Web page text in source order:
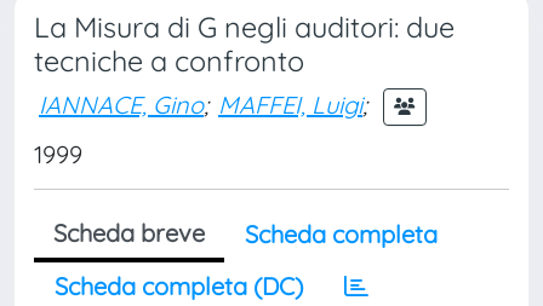
La Misura di G negli auditori: due
tecniche a confronto
IANNACE, Gino; MAFFEI, Luigi;
1999
Scheda breve
Scheda completa
Scheda completa (DC)